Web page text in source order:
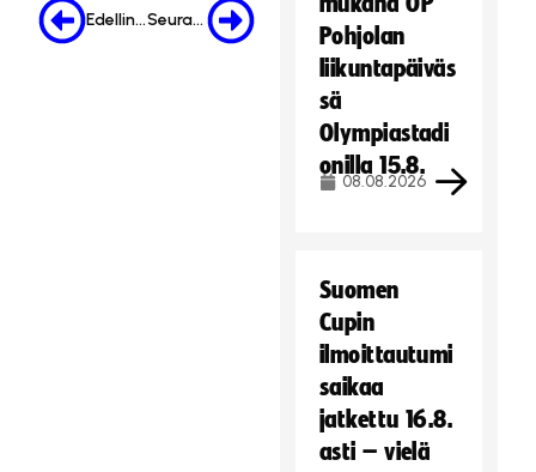
Edellinen Seuraava
Pohjolan
liikuntapäiväs
sä
Olympiastadi
onilla 15.8.
08.08.2026
Suomen
Cupin
ilmoittautumi
saikaa
jatkettu 16.8.
asti – vielä